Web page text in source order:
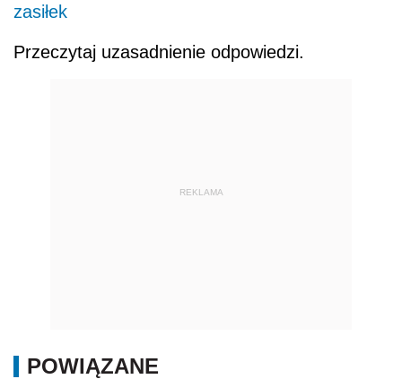
zasiłek
Przeczytaj uzasadnienie odpowiedzi.
REKLAMA
POWIĄZANE